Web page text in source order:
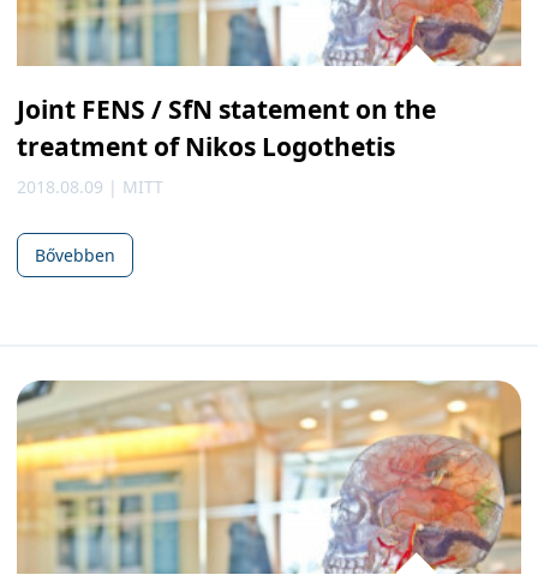
Joint FENS / SfN statement on the
treatment of Nikos Logothetis
2018.08.09 | MITT
Bővebben